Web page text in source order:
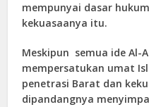
mempunyai dasar
kekuasaanya itu.
Meskipun semua ide
mempersatukan umat
penetrasi Barat dan
dipandangnya